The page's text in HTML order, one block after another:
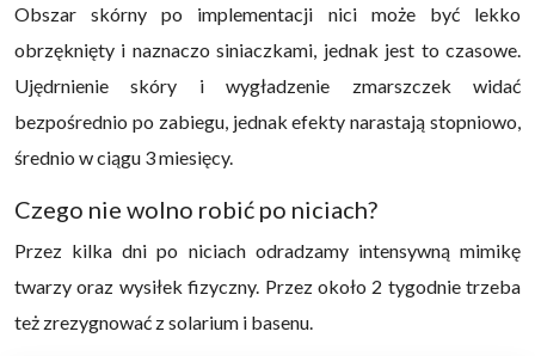
Obszar skórny po implementacji nici może być lekko
obrzęknięty i naznaczo siniaczkami, jednak jest to czasowe.
Ujędrnienie skóry i wygładzenie zmarszczek widać
bezpośrednio po zabiegu, jednak efekty narastają stopniowo,
średnio w ciągu 3 miesięcy.
Czego nie wolno robić po niciach?
Przez kilka dni po niciach odradzamy intensywną mimikę
twarzy oraz wysiłek fizyczny. Przez około 2 tygodnie trzeba
też zrezygnować z solarium i basenu.